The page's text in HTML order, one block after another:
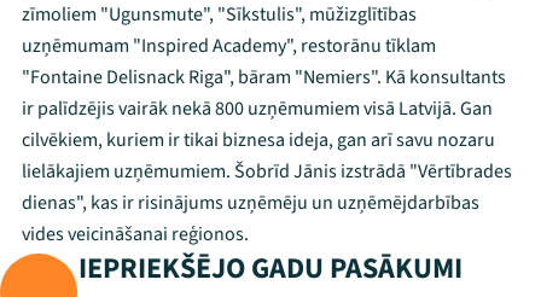
zīmoliem "Ugunsmute", "Sīkstulis", mūžizglītības
uzņēmumam "Inspired Academy", restorānu tīklam
"Fontaine Delisnack Riga", bāram "Nemiers". Kā konsultants
ir palīdzējis vairāk nekā 800 uzņēmumiem visā Latvijā. Gan
cilvēkiem, kuriem ir tikai biznesa ideja, gan arī savu nozaru
lielākajiem uzņēmumiem. Šobrīd Jānis izstrādā "Vērtībrades
dienas", kas ir risinājums uzņēmēju un uzņēmējdarbības
vides veicināšanai reģionos.
IEPRIEKŠĒJO GADU PASĀKUMI